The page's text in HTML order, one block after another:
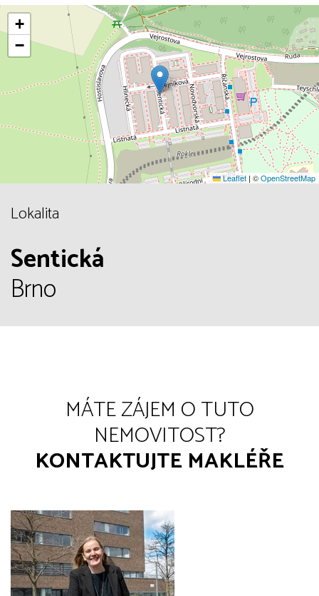
+
−
Leaflet | ©OpenStreetMap
Lokalita
Sentická
Brno
MÁTE ZÁJEM O TUTO
NEMOVITOST?
KONTAKTUJTE MAKLÉŘE